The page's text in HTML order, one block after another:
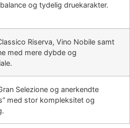
og tydelig druekarakter.
Riserva, Vino Nobile samt
med mere dybde og
Selezione og anerkendte
med stor kompleksitet og